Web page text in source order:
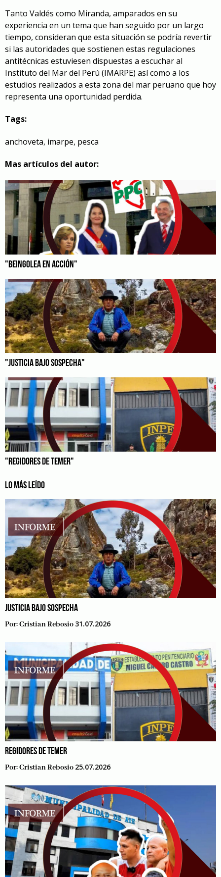
Tanto Valdés como Miranda, amparados en su
experiencia en un tema que han seguido por un largo
tiempo, consideran que esta situación se podría revertir
si las autoridades que sostienen estas regulaciones
antitécnicas estuviesen dispuestas a escuchar al
Instituto del Mar del Perú (IMARPE) así como a los
estudios realizados a esta zona del mar peruano que hoy
representa una oportunidad perdida.
Tags:
anchoveta, imarpe, pesca
Mas artículos del autor:
"BEINGOLEA EN ACCIÓN"
"JUSTICIA BAJO SOSPECHA"
"REGIDORES DE TEMER"
LO MÁS LEÍDO
JUSTICIA BAJO SOSPECHA
Por:Cristian Rebosio 31.07.2026
REGIDORES DE TEMER
Por:Cristian Rebosio 25.07.2026